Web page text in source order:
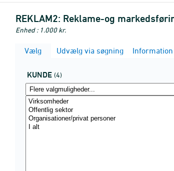
REKLAM2: Reklame-og
Enhed : 1.000 kr.
Vælg Udvælg via søgning Information
KUNDE (4)